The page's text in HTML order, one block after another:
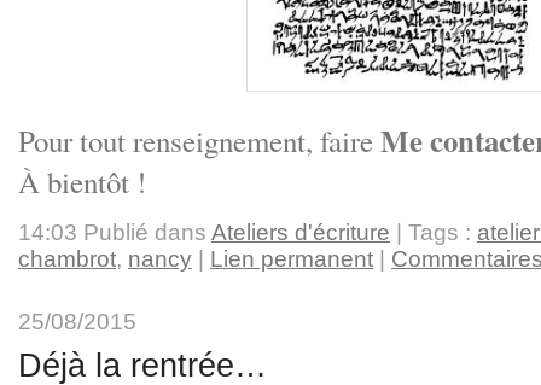
Pour tout renseignement, faireMe
À bientôt !
14:03 Publié dans Ateliers d'écriture | Tags :
chambrot, nancy | Lien permanent |
25/08/2015
Déjà la rentrée…